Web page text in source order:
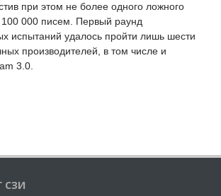
при этом не более одного ложного
000 писем. Первый раунд
испытаний удалось пройти лишь шести
производителей, в том числе и
3.0.
СЗИ